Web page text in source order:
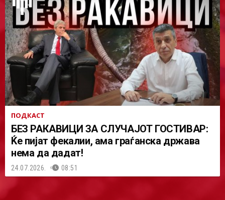
ПОДКАСТ
БЕЗ РАКАВИЦИ ЗА СЛУЧАЈОТ ГОСТИВАР:
Ќе пијат фекалии, ама граѓанска држава
нема да дадат!
24.07.2026. 08:51